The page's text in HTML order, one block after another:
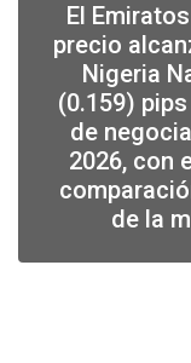
El
precio
Nigeria
(0.159)
de
2026, con
de la